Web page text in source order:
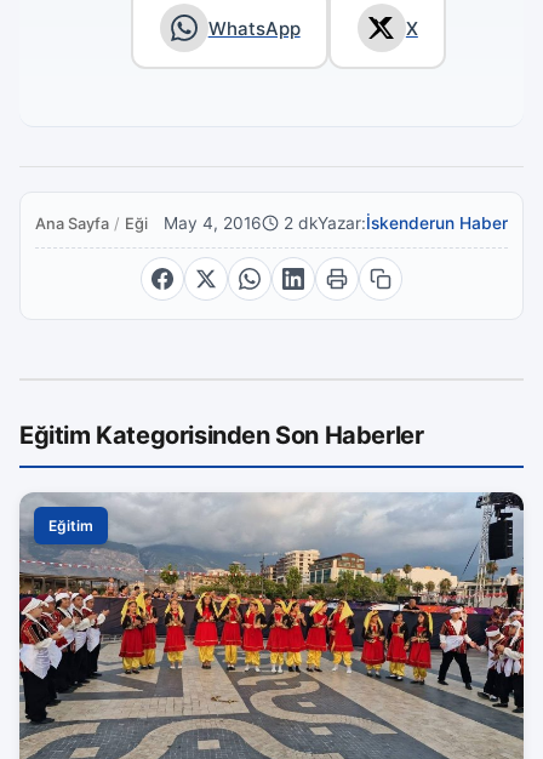
WhatsApp X
Ana Sayfa / EğitimMay 4, 2016 2 dkYazar:İskenderun Haber
Eğitim Kategorisinden Son Haberler
Eğitim